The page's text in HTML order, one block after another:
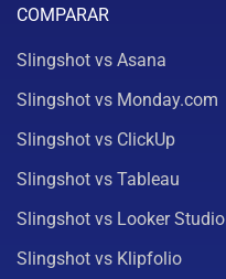
COMPARAR
Slingshot vs Asana
Slingshot vs Monday.com
Slingshot vs ClickUp
Slingshot vs Tableau
Slingshot vs Looker Studio
Slingshot vs Klipfolio